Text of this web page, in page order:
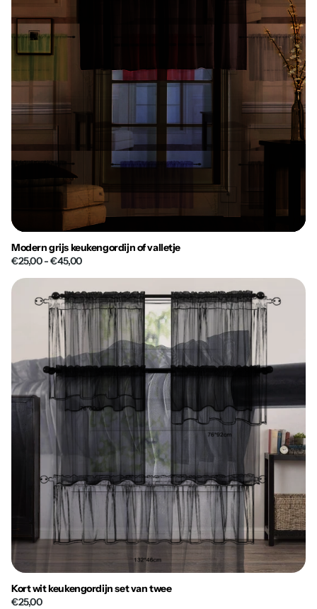
Modern grijs keukengordijn of valletje
€25,00- €45,00
Kort wit keukengordijn set van twee
€25,00